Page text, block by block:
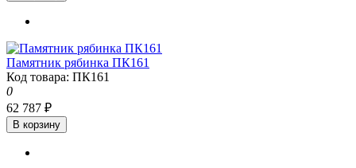
Памятник рябинка ПК161
Код товара: ПК161
0
62 787 ₽
В корзину